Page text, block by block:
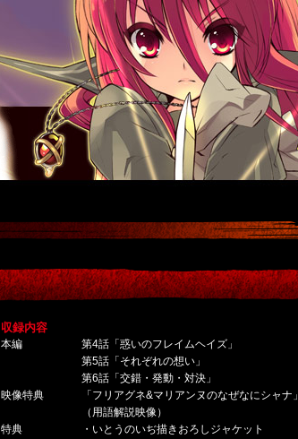
収録内容
本編
第4話「惑いのフレイムヘイズ」
第5話「それぞれの想い」
第6話「交錯・発動・対決」
映像特典
「フリアグネ&マリアンヌのなぜなにシャナ」
（用語解説映像）
特典
・いとうのいぢ描きおろしジャケット